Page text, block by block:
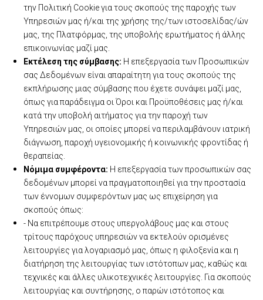
την Πολιτική Cookie για τους σκοπούς της παροχής των
Υπηρεσιών μας ή/και της χρήσης της/των ιστοσελίδας/ών
μας, της Πλατφόρμας, της υποβολής ερωτήματος ή άλλης
επικοινωνίας μαζί μας.
Εκτέλεση της σύμβασης: Η επεξεργασία των Προσωπικών
σας Δεδομένων είναι απαραίτητη για τους σκοπούς της
εκπλήρωσης μιας σύμβασης που έχετε συνάψει μαζί μας,
όπως για παράδειγμα οι Όροι και Προϋποθέσεις μας ή/και
κατά την υποβολή αιτήματος για την παροχή των
Υπηρεσιών μας, οι οποίες μπορεί να περιλαμβάνουν ιατρική
διάγνωση, παροχή υγειονομικής ή κοινωνικής φροντίδας ή
θεραπείας.
Νόμιμα συμφέροντα: Η επεξεργασία των προσωπικών σας
δεδομένων μπορεί να πραγματοποιηθεί για την προστασία
των έννομων συμφερόντων μας ως επιχείρηση για
σκοπούς όπως:
- Να επιτρέπουμε στους υπεργολάβους μας και στους
τρίτους παρόχους υπηρεσιών να εκτελούν ορισμένες
λειτουργίες για λογαριασμό μας, όπως η φιλοξενία και η
διατήρηση της λειτουργίας των ιστότοπων μας, καθώς και
τεχνικές και άλλες υλικοτεχνικές λειτουργίες. Για σκοπούς
λειτουργίας και συντήρησης, ο παρών ιστότοπος και